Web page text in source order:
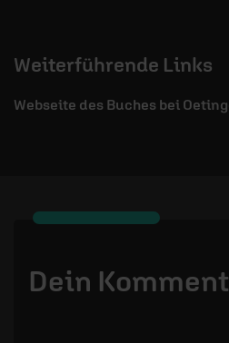
Weiterführende Links
Webseite des Buches bei
Dein